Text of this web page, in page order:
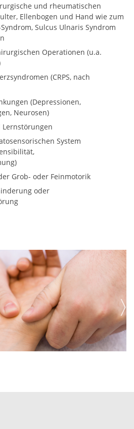
und rheumatischen
Ellenbogen und Hand wie zum
Sulcus Ulnaris Syndrom
Operationen (u.a.
(CRPS, nach
(Depressionen,
Neurosen)
System
Grob- oder Feinmotorik
oder